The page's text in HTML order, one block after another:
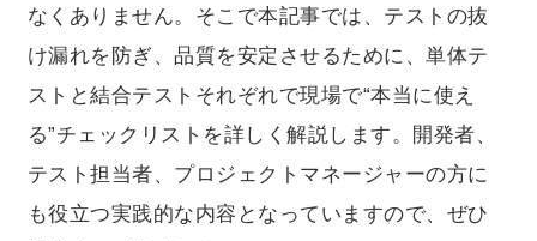
なくありません。そこで本記事では、テストの抜
け漏れを防ぎ、品質を安定させるために、単体テ
ストと結合テストそれぞれで現場で“本当に使え
る”チェックリストを詳しく解説します。開発者、
テスト担当者、プロジェクトマネージャーの方に
も役立つ実践的な内容となっていますので、ぜひ